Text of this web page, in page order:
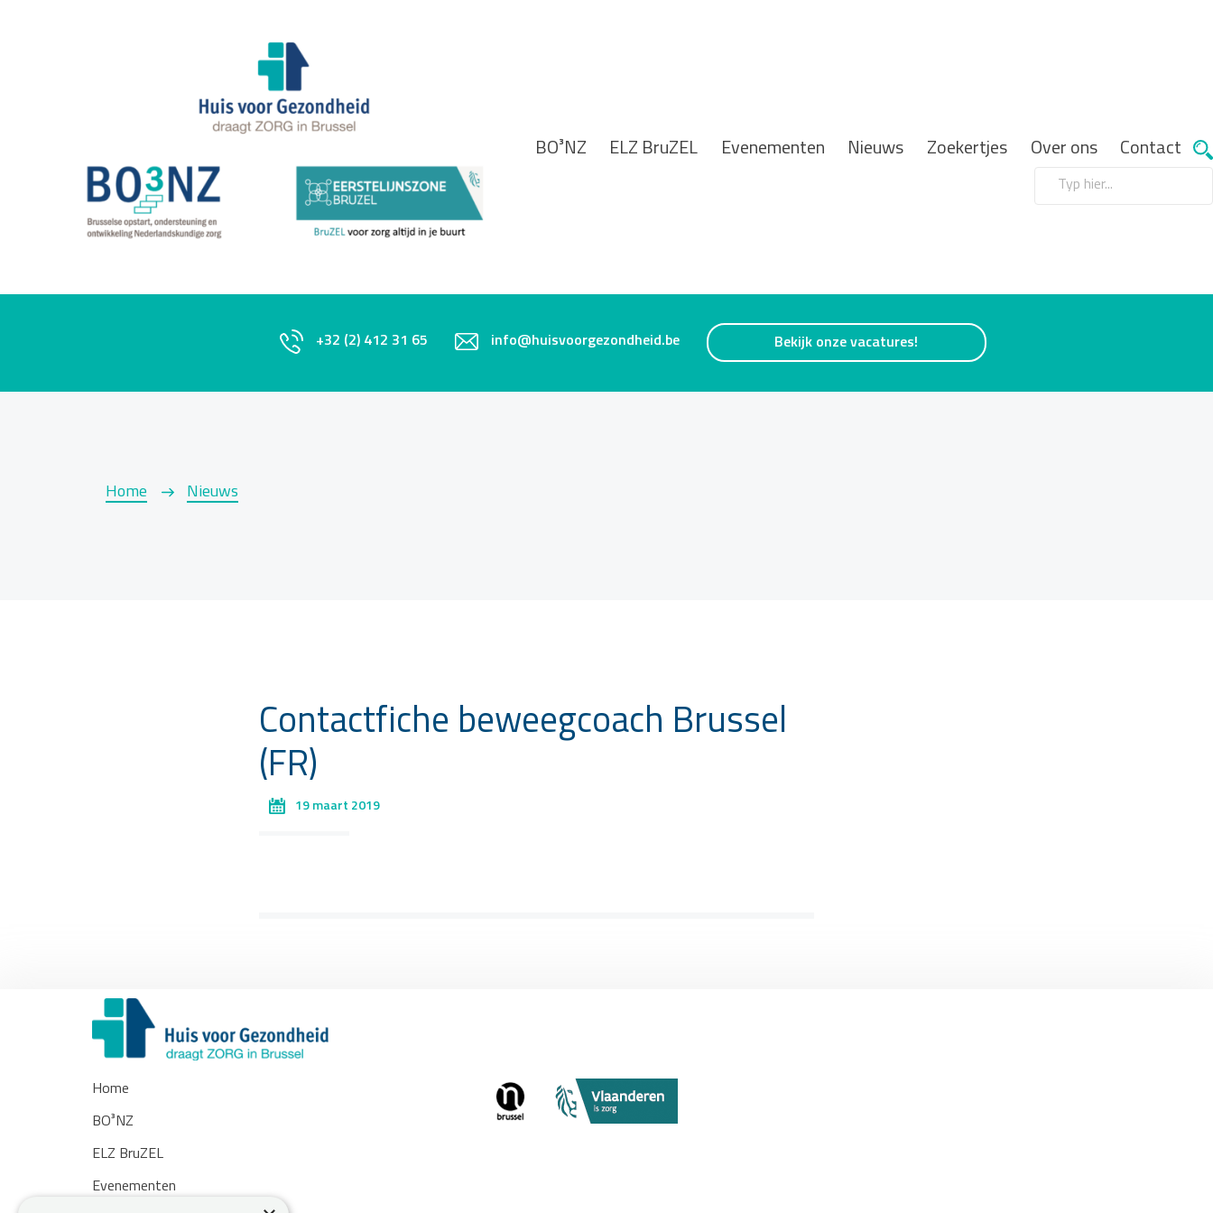
BO³NZ ELZ BruZEL Evenementen Nieuws Zoekertjes Over ons Contact
+32 (2) 412 31 65 info@huisvoorgezondheid.be Bekijk onze vacatures!
Home Nieuws
Contactfiche beweegcoach Brussel
(FR)
19 maart 2019
Home
BO³NZ
ELZ BruZEL
Evenementen